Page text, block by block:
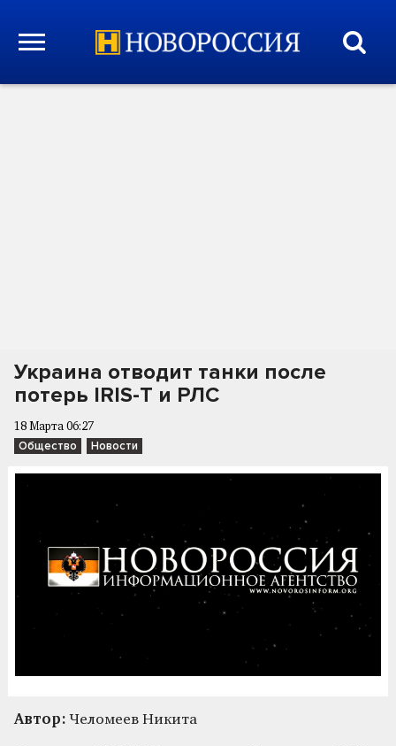
Украина отводит танки после
потерь IRIS-T и РЛС
18 Марта 06:27
Общество Новости
Автор: Челомеев Никита